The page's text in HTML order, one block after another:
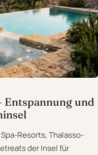
Entspannung und
Resorts, Thalasso-
der Insel für